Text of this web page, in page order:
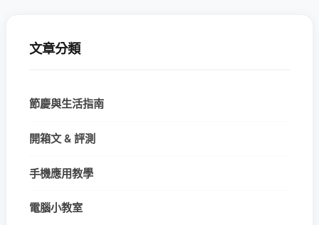
文章分類
節慶與生活指南
開箱文 & 評測
手機應用教學
電腦小教室